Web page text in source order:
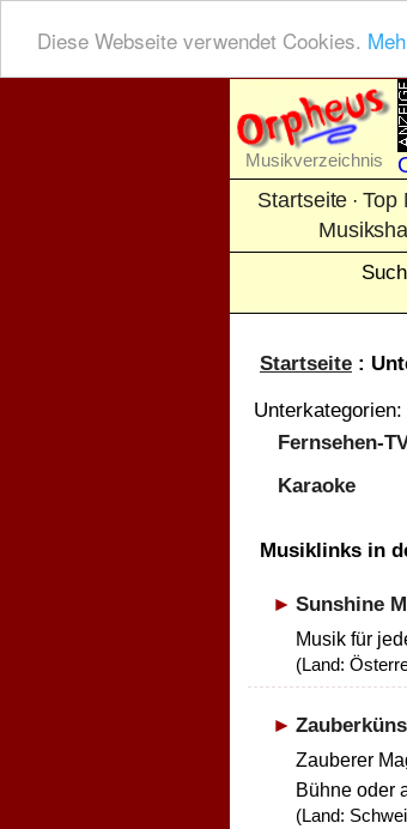
Diese Webseite verwendet Cookies.
Musikverzeichnis
Startseite ·Top
Startseite :
Unterkategorien:
Fernsehen-
Karaoke
Musiklinks in
Sunshine
Musik für
(Land:
Zauberer
Bühne oder
(Land: